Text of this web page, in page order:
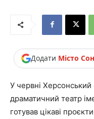
Додати Місто
У червні
драматичний театр
готував цікаві